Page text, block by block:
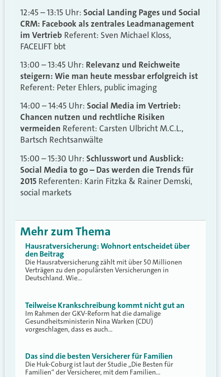
12:45 – 13:15 Uhr: Social Landing Pages und Social
CRM: Facebook als zentrales Leadmanagement
im Vertrieb Referent: Sven Michael Kloss,
FACELIFT bbt
13:00 – 13:45 Uhr: Relevanz und Reichweite
steigern: Wie man heute messbar erfolgreich ist
Referent: Peter Ehlers, public imaging
14:00 – 14:45 Uhr: Social Media im Vertrieb:
Chancen nutzen und rechtliche Risiken
vermeiden Referent: Carsten Ulbricht M.C.L.,
Bartsch Rechtsanwälte
15:00 – 15:30 Uhr: Schlusswort und Ausblick:
Social Media to go – Das werden die Trends für
2015 Referenten: Karin Fitzka & Rainer Demski,
social markets
Mehr zum Thema
Hausratversicherung: Wohnort entscheidet über
den Beitrag
Die Hausratversicherung zählt mit über 50 Millionen
Verträgen zu den populärsten Versicherungen in
Deutschland. Wie…
Teilweise Krankschreibung kommt nicht gut an
Im Rahmen der GKV-Reform hat die damalige
Gesundheitsministerin Nina Warken (CDU)
vorgeschlagen, dass es auch…
Das sind die besten Versicherer für Familien
Die Huk-Coburg ist laut der Studie „Die Besten für
Familien“ der Versicherer, mit dem Familien…